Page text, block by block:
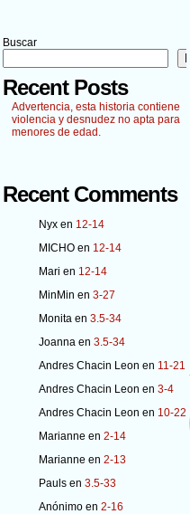
Buscar
Recent Posts
Advertencia, esta historia contiene
violencia y desnudez no apta para
menores de edad.
Recent Comments
Nyx en 12-14
MICHO en 12-14
Mari en 12-14
MinMin en 3-27
Monita en 3.5-34
Joanna en 3.5-34
Andres Chacin Leon en 11-21
Andres Chacin Leon en 3-4
Andres Chacin Leon en 10-22
Marianne en 2-14
Marianne en 2-13
Pauls en 3.5-33
Anónimo en 2-16